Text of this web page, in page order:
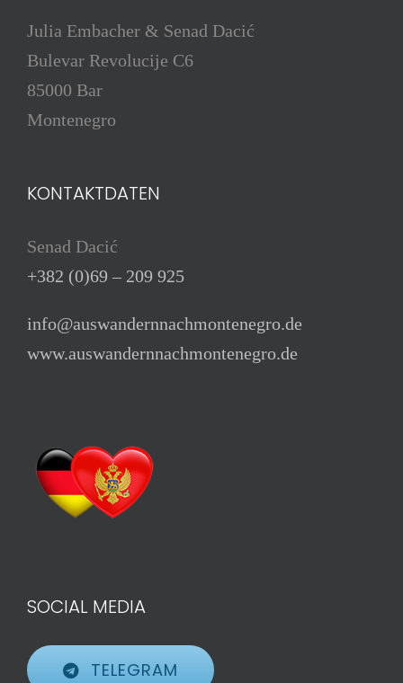
Julia Embacher & Senad Dacić
Bulevar Revolucije C6
85000 Bar
Montenegro
KONTAKTDATEN
Senad Dacić
+382 (0)69 – 209 925
info@auswandernnachmontenegro.de
www.auswandernnachmontenegro.de
SOCIAL MEDIA
TELEGRAM